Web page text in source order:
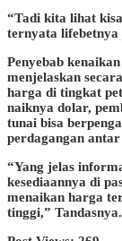
“Tadi kita lihat
ternyata lifebetnya
Penyebab
menjelaskan
harga di tingkat
naiknya dolar,
tunai bisa
perdagangan
“Yang jelas
kesediaannya di
menaikan harga
tinggi,”